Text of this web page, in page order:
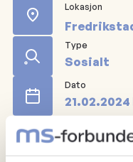
Lokasjon
Type
Sosialt
Dato
21.02.2024
Velkommen til vårt